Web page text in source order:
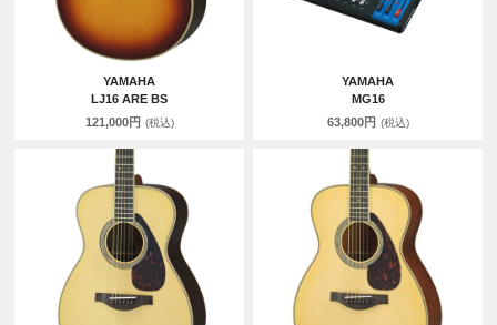
YAMAHA
LJ16 ARE BS
121,000円 (税込)
YAMAHA
MG16
63,800円 (税込)